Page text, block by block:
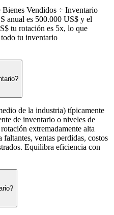
Vendidos ÷ Inventario
anual es 500.000 US$ y el
tu rotación es 5x, lo que
tu inventario
de la industria) típicamente
de inventario o niveles de
extremadamente alta
ventas perdidas, costos
Equilibra eficiencia con